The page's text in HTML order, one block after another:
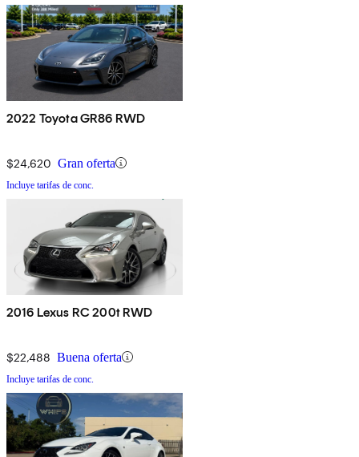
2022 Toyota GR86 RWD
$24,620 Gran oferta
Incluye tarifas de conc.
2016 Lexus RC 200t RWD
$22,488 Buena oferta
Incluye tarifas de conc.